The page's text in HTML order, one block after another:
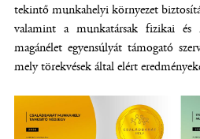
tekintő munkahelyi környezet
valamint a munkatársak fizikai
magánélet egyensúlyát támogató
mely törekvések által elért